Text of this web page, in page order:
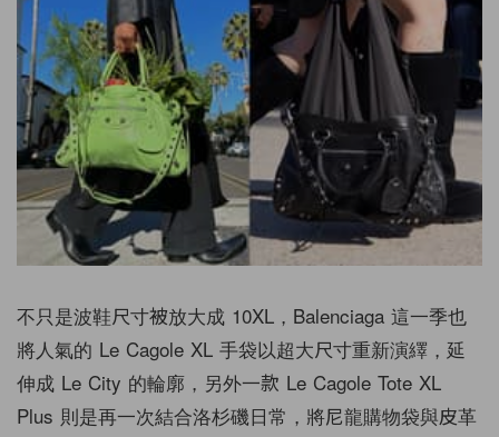
不只是波鞋尺寸被放大成 10XL，Balenciaga 這一季也
將人氣的 Le Cagole XL 手袋以超大尺寸重新演繹，延
伸成 Le City 的輪廓，另外一款 Le Cagole Tote XL
Plus 則是再一次結合洛杉磯日常，將尼龍購物袋與皮革